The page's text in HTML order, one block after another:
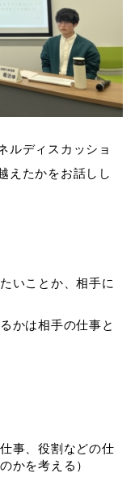
ルディスカッショ
えたかをお話しし
いことか、相手に
かは相手の仕事と
事、役割などの仕
かを考える）